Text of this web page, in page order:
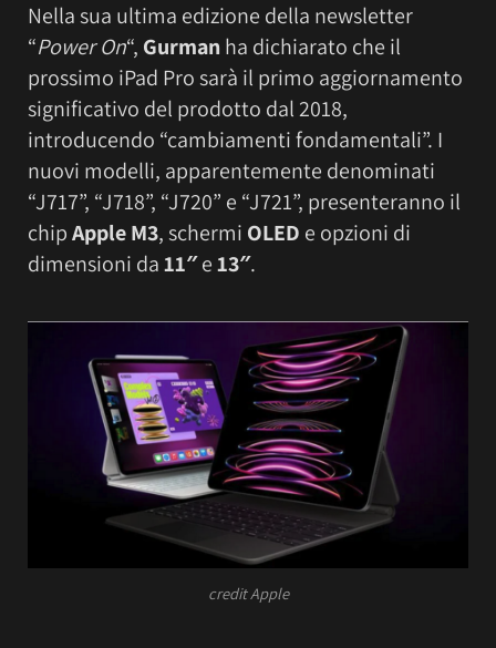
Nella sua ultima edizione della newsletter
“Power On“, Gurmanha dichiarato che il
prossimo iPad Pro sarà il primo aggiornamento
significativo del prodotto dal 2018,
introducendo “cambiamenti fondamentali”. I
nuovi modelli, apparentemente denominati
“J717”, “J718”, “J720” e “J721”, presenteranno il
chipApple M3, schermi OLED e opzioni di
dimensioni da11″e13″.
credit Apple